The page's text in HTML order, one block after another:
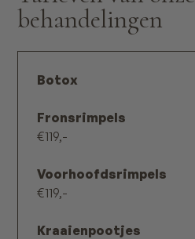
behandelingen
Botox
Fronsrimpels
€119,-
Voorhoofdsrimpels
€119,-
Kraaienpootjes